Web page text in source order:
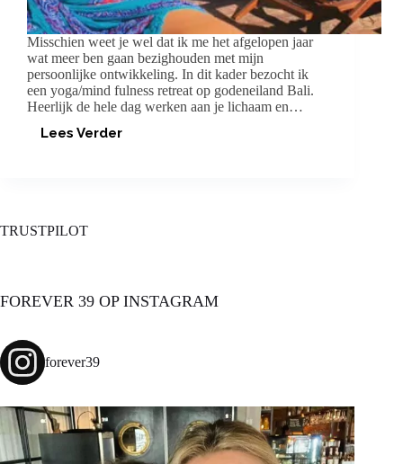
Misschien weet je wel dat ik me het afgelopen jaar
wat meer ben gaan bezighouden met mijn
persoonlijke ontwikkeling. In dit kader bezocht ik
een yoga/mind fulness retreat op godeneiland Bali.
Heerlijk de hele dag werken aan je lichaam en…
Lees VerderYOGARETREAT
TRUSTPILOT
FOREVER 39 OP INSTAGRAM
forever39